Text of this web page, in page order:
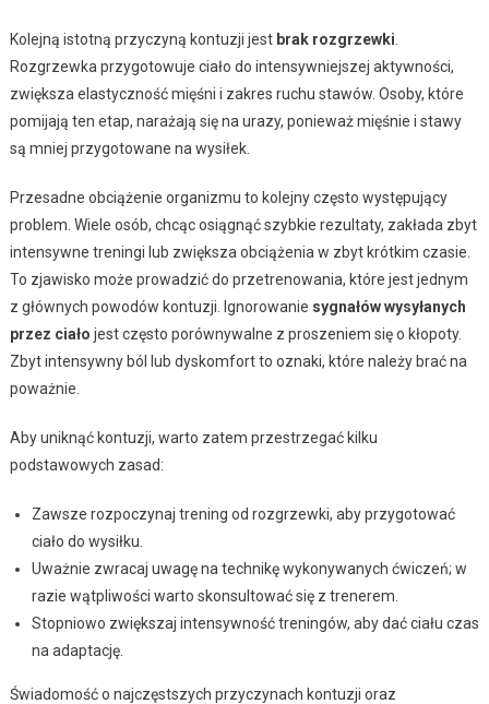
Kolejną istotną przyczyną kontuzji jest brak rozgrzewki
Rozgrzewka przygotowuje ciało do intensywniejszej aktywności,
zwiększa elastyczność mięśni i zakres ruchu stawów. Osoby, które
pomijają ten etap, narażają się na urazy, ponieważ mięśnie i stawy
są mniej przygotowane na wysiłek.
Przesadne obciążenie organizmu to kolejny często występujący
problem. Wiele osób, chcąc osiągnąć szybkie rezultaty, zakłada zbyt
intensywne treningi lub zwiększa obciążenia w zbyt krótkim czasie.
To zjawisko może prowadzić do przetrenowania, które jest jednym
z głównych powodów kontuzji. Ignorowanie sygnałów wysyłanych
przez ciało jest często porównywalne z proszeniem się o kłopoty.
Zbyt intensywny ból lub dyskomfort to oznaki, które należy brać na
poważnie.
Aby uniknąć kontuzji, warto zatem przestrzegać kilku
podstawowych zasad:
Zawsze rozpoczynaj trening od rozgrzewki, aby przygotować
ciało do wysiłku.
Uważnie zwracaj uwagę na technikę wykonywanych ćwiczeń; w
razie wątpliwości warto skonsultować się z trenerem.
Stopniowo zwiększaj intensywność treningów, aby dać ciału czas
na adaptację.
Świadomość o najczęstszych przyczynach kontuzji oraz